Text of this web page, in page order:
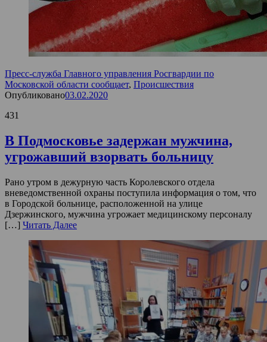
Пресс-служба Главного управления Росгвардии по
Московской области сообщает, Происшествия
Опубликовано03.02.2020
431
В Подмосковье задержан мужчина,
угрожавший взорвать больницу
Рано утром в дежурную часть Королевского отдела
вневедомственной охраны поступила информация о том, что
в Городской больнице, расположенной на улице
Дзержинского, мужчина угрожает медицинскому персоналу
[…] Читать Далее